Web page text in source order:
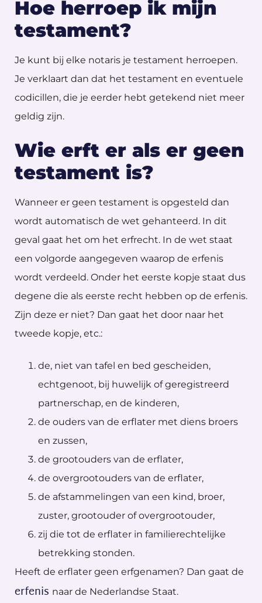
Hoe herroep ik mijn
testament?
Je kunt bij elke notaris je testament herroepen.
Je verklaart dan dat het testament en eventuele
codicillen, die je eerder hebt getekend niet meer
geldig zijn.
Wie erft er als er geen
testament is?
Wanneer er geen testament is opgesteld dan
wordt automatisch de wet gehanteerd. In dit
geval gaat het om het erfrecht. In de wet staat
een volgorde aangegeven waarop de erfenis
wordt verdeeld. Onder het eerste kopje staat dus
degene die als eerste recht hebben op de erfenis.
Zijn deze er niet? Dan gaat het door naar het
tweede kopje, etc.:
de, niet van tafel en bed gescheiden,
echtgenoot, bij huwelijk of geregistreerd
partnerschap, en de kinderen,
de ouders van de erflater met diens broers
en zussen,
de grootouders van de erflater,
de overgrootouders van de erflater,
de afstammelingen van een kind, broer,
zuster, grootouder of overgrootouder,
zij die tot de erflater in familierechtelijke
betrekking stonden.
Heeft de erflater geen erfgenamen? Dan gaat de
erfenis naar de Nederlandse Staat.